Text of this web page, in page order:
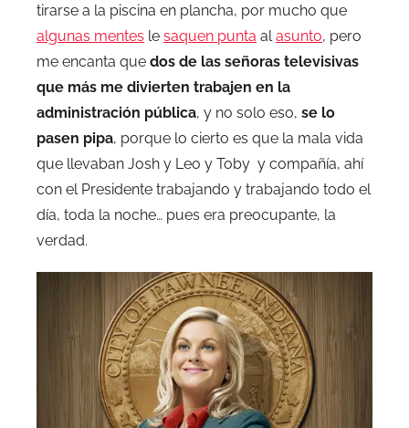
tirarse a la piscina en plancha, por mucho que
algunas mentes le saquen punta alasunto, pero
me encanta que dos de las señoras televisivas
que más me divierten trabajen en la
administración pública, y no solo eso, se lo
pasen pipa, porque lo cierto es que la mala vida
que llevaban Josh y Leo y Toby y compañía, ahí
con el Presidente trabajando y trabajando todo el
día, toda la noche… pues era preocupante, la
verdad.